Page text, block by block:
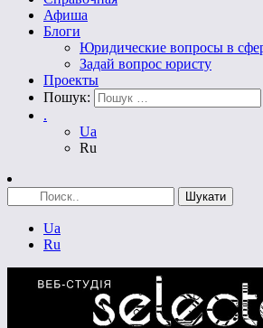
Афиша
Блоги
Юридические вопросы в
Задай вопрос юристу
Проекты
Пошук:
.
Ua
Ru
Ua
Ru